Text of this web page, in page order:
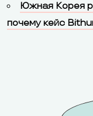
Южная Корея
почему кейс